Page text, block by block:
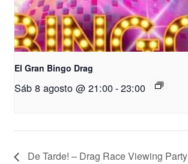
El Gran Bingo Drag
Sáb 8 agosto @ 21:00-23:00
De Tarde! – Drag Race Viewing Party